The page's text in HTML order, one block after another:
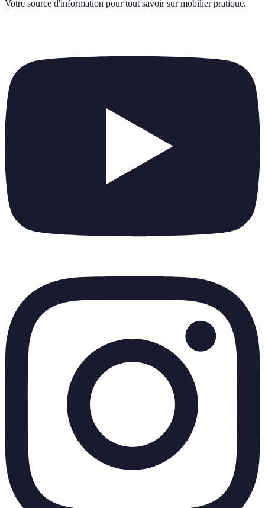
Votre source d'information pour tout savoir sur mobilier pratique.